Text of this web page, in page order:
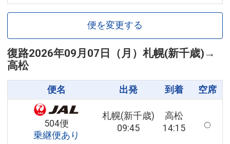
便を変更する
復路2026年09月07日（月） 札幌(新千歳) →
高松
便名 出発 到着 空席
504便
乗継便あり
札幌(新千歳)
09:45
高松
14:15